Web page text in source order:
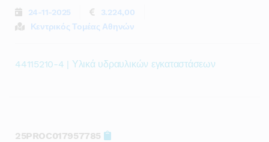
24-11-2025
3.224,00
Κεντρικός Τομέας Αθηνών
44115210-4 | Υλικά υδραυλικών εγκαταστάσεων
25PROC017957785